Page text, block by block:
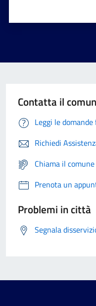
Contatta il
Leggi le
Richiedi
Chiama il
Prenota un
Problemi in città
Segnala